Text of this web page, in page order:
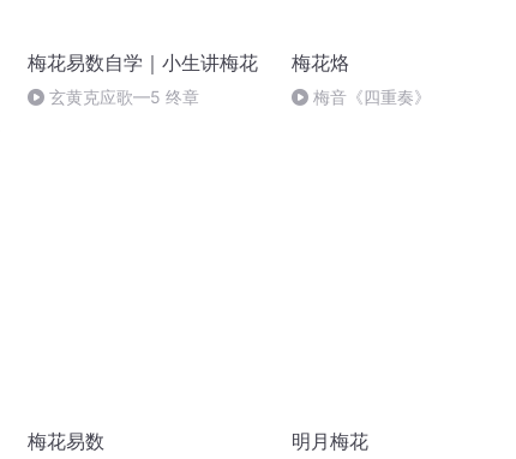
梅花易数自学｜小生讲梅花
玄黄克应歌—5 终章
梅花烙
梅音《四重奏》
梅花易数 明月梅花